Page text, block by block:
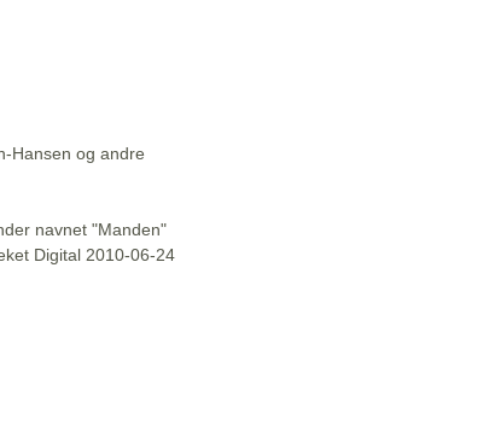
Hansen og andre
navnet "Manden"
Digital 2010-06-24